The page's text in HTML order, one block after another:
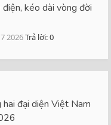
kéo dài vòng đời
2026Trả lời: 0
đại diện Việt Nam